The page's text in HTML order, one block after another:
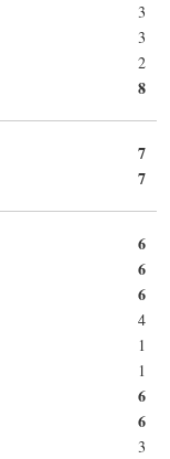
3
3
2
8
7
7
6
6
6
4
1
1
6
6
3